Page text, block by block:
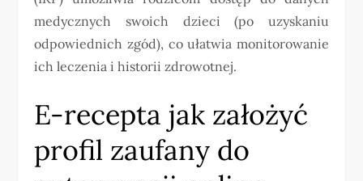
medycznych swoich dzieci (po uzyskaniu
odpowiednich zgód), co ułatwia monitorowanie
ich leczenia i historii zdrowotnej.
E-recepta jak założyć
profil zaufany do